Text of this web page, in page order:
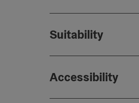
Suitability
Accessibility